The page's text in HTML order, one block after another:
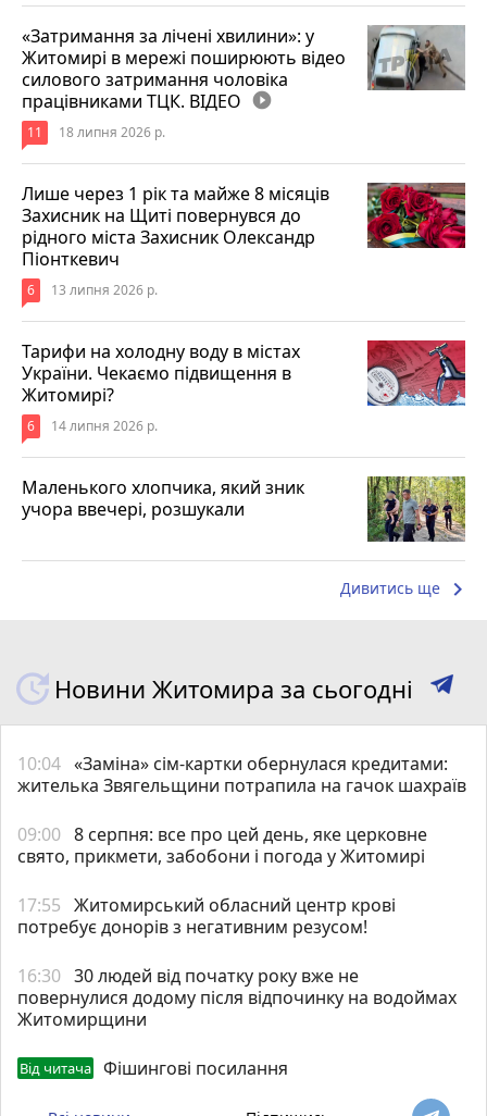
«Затримання за лічені хвилини»: у
Житомирі в мережі поширюють відео
силового затримання чоловіка
працівниками ТЦК. ВІДЕО play_circle_filled
11 18 липня 2026 р.
Лише через 1 рік та майже 8 місяців
Захисник на Щиті повернувся до
рідного міста Захисник Олександр
Піонткевич
6 13 липня 2026 р.
Тарифи на холодну воду в містах
України. Чекаємо підвищення в
Житомирі?
6 14 липня 2026 р.
Маленького хлопчика, який зник
учора ввечері, розшукали
Дивитись ще keyboard_arrow_right
Новини Житомира за сьогодні
10:04 «Заміна» сім-картки обернулася кредитами:
жителька Звягельщини потрапила на гачок шахраїв
09:00 8 серпня: все про цей день, яке церковне
свято, прикмети, забобони і погода у Житомирі
17:55 Житомирський обласний центр крові
потребує донорів з негативним резусом!
16:30 30 людей від початку року вже не
повернулися додому після відпочинку на водоймах
Житомирщини
Від читача Фішингові посилання